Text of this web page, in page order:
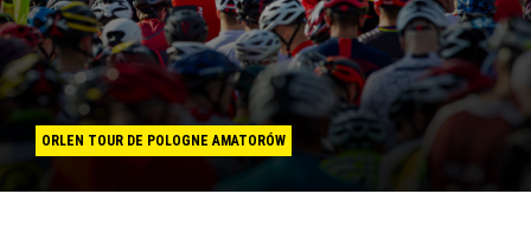
ORLEN TOUR DE POLOGNE AMATORÓW